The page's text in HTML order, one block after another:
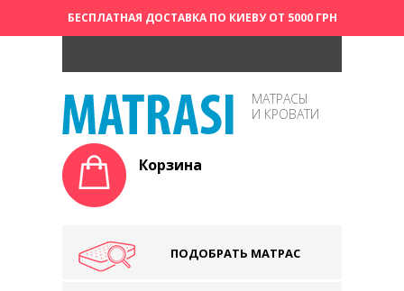
БЕСПЛАТНАЯ ДОСТАВКА ПО КИЕВУ ОТ 5000 ГРН
МАТРАСЫ
И КРОВАТИ
Корзина
ПОДОБРАТЬ МАТРАС